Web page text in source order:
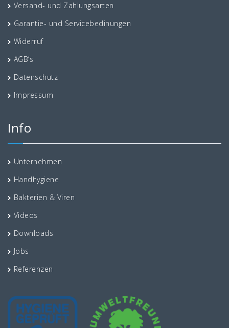
Versand- und Zahlungsarten
Garantie- und Servicebedinungen
Widerruf
AGB’s
Datenschutz
Impressum
Info
Unternehmen
Handhygiene
Bakterien & Viren
Videos
Downloads
Jobs
Referenzen